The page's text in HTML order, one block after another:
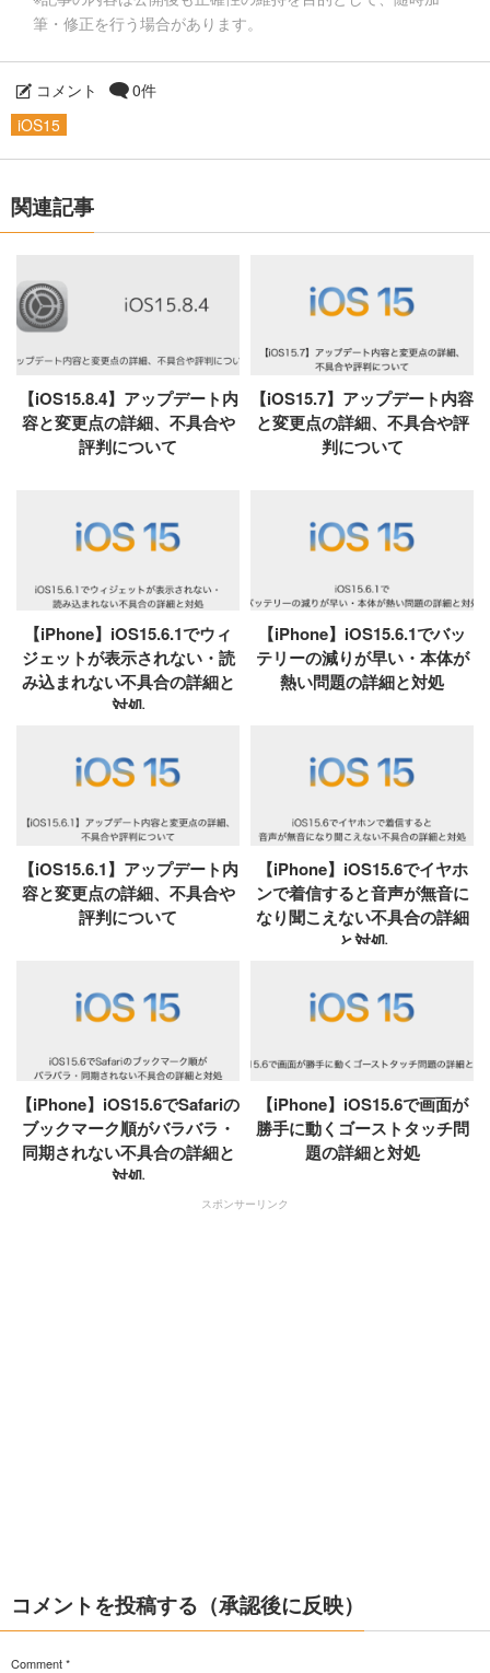
筆・修正を行う場合があります。
コメント
0件
iOS15
関連記事
【iOS15.8.4】アップデート内
容と変更点の詳細、不具合や
評判について
【iOS15.7】アップデート内容
と変更点の詳細、不具合や評
判について
【iPhone】iOS15.6.1でウィ
ジェットが表示されない・読
み込まれない不具合の詳細と
対処
【iPhone】iOS15.6.1でバッ
テリーの減りが早い・本体が
熱い問題の詳細と対処
【iOS15.6.1】アップデート内
容と変更点の詳細、不具合や
評判について
【iPhone】iOS15.6でイヤホ
ンで着信すると音声が無音に
なり聞こえない不具合の詳細
と対処
【iPhone】iOS15.6でSafariの
ブックマーク順がバラバラ・
同期されない不具合の詳細と
対処
【iPhone】iOS15.6で画面が
勝手に動くゴーストタッチ問
題の詳細と対処
スポンサーリンク
コメントを投稿する（承認後に反映）
Comment*